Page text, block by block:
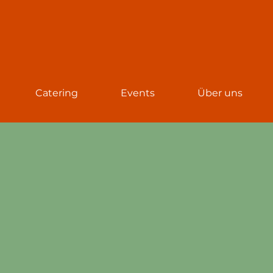
Catering Events Über uns